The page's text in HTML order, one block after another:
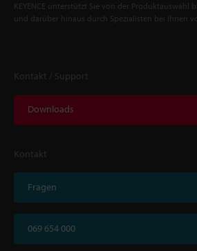
KEYENCE unterstützt Sie von der Produktauswahl
und darüber hinaus durch Spezialisten bei Ihnen
Kontakt / Support
Downloads
Kontakt
Fragen
069 654 000